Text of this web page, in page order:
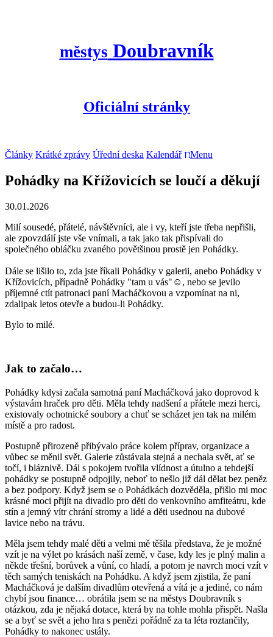
městys Doubravník
Oficiální stránky
Články Krátké zprávy Úřední deska Kalendář Menu
Pohádky na Křížovicích se loučí a děkují
30.01.2026
Milí sousedé, přátelé, návštěvníci, ale i vy, kteří jste třeba nepřišli,
ale zpovzdálí jste vše vnímali, a tak jako tak přispívali do
společného obláčku zvaného povětšinou prostě jen Pohádky.
Dále se lišilo to, zda jste říkali Pohádky v galerii, anebo Pohádky v
Křížovicích, případně Pohádky "tam u vás"☺, nebo se jevilo
příjemné ctít patronaci paní Macháčkovou a vzpomínat na ni,
zdalipak letos otevře a budou-li Pohádky.
Bylo to milé.
Jak to začalo…
Pohádky kdysi začala samotná paní Macháčková jako doprovod k
výstavám hraček pro děti. Měla tehdy nadšení a přátele mezi herci,
existovaly ochotnické soubory a chuť se scházet jen tak na milém
místě a pro radost.
Postupně přirozeně přibývalo práce kolem příprav, organizace a
vůbec se měnil svět. Galerie zůstávala stejná a nechala svět, ať se
točí, i bláznivě. Dál s pokojem tvořila vlídnost a útulno a tehdejší
pohádky se postupně odpojily, neboť to nešlo již dál dělat bez peněz
a bez podpory. Když jsem se o Pohádkách dozvěděla, přišlo mi moc
krásné moci přijít na divadlo pro děti do venkovního amfiteátru, kde
stín a jemný vítr chrání stromy a lidé a děti usednou na dubové
lavice nebo na trávu.
Měla jsem tehdy malé děti a velmi mě těšila představa, že je možné
vzít je na výlet po krásách naší země, v čase, kdy les je plný malin a
někde třešní, borůvek a vůní, co hladí, a potom je navrch moci vzít v
těch samých teniskách na Pohádku. A když jsem zjistila, že paní
Macháčková je dalším divadlům otevřená a vítá je a jediné, co nám
chybí jsou finance… obrátila jsem se na městys Doubravník s
otázkou, zda je nějaká dotace, která by na tohle mohla přispět. Našla
se a byť se svět a jeho hra s penězi pořádně za ta léta roztančily,
Pohádky to nakonec ustály.